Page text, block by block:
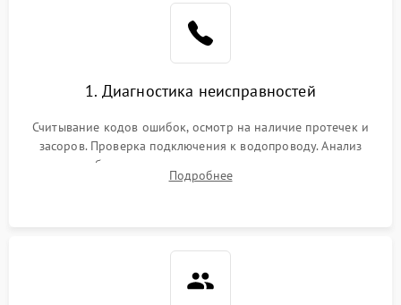
1700 ₽
циркуляционным насосом
2100 ₽ Подробнее →
1. Диагностика неисправностей
Считывание кодов ошибок, осмотр на наличие протечек и
засоров. Проверка подключения к водопроводу. Анализ
жалоб на отсутствие слива, нагрева, вращения
разбрызгивателей или срабатывание системы защиты
Подробнее